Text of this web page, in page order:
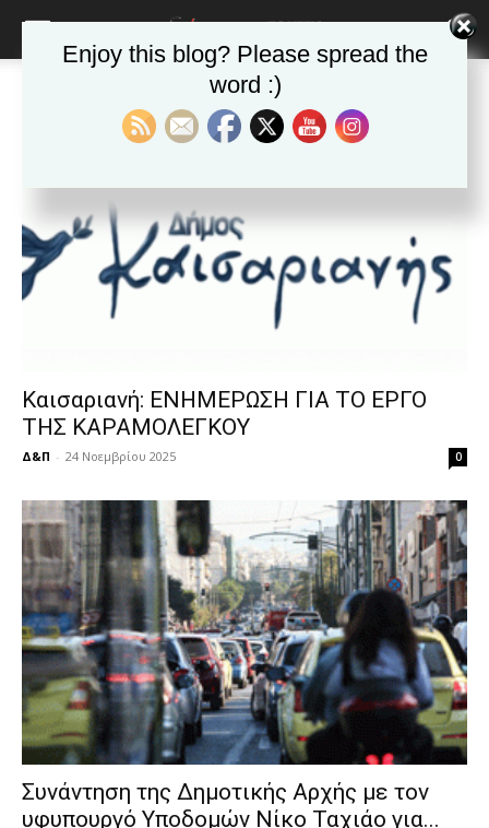
very
you
the
meaning
porn
Αντιδήμαρχος
Ετικέτα: Αντιδήμαρχος
Καισαριανή: ΕΝΗΜΕΡΩΣΗ ΓΙΑ ΤΟ ΕΡΓΟ
ΤΗΣ ΚΑΡΑΜΟΛΕΓΚΟΥ
Δ&Π - 24 Νοεμβρίου 2025 0
Συνάντηση της Δημοτικής Αρχής με τον
υφυπουργό Υποδομών Νίκο Ταχιάο για...
Enjoy this blog? Please spread the
word :)